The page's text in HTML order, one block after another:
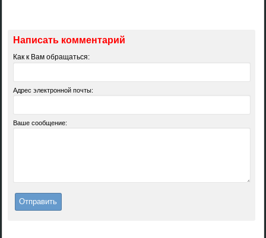
Написать комментарий
Как к Вам обращаться:
Адрес электронной почты:
Ваше сообщение: